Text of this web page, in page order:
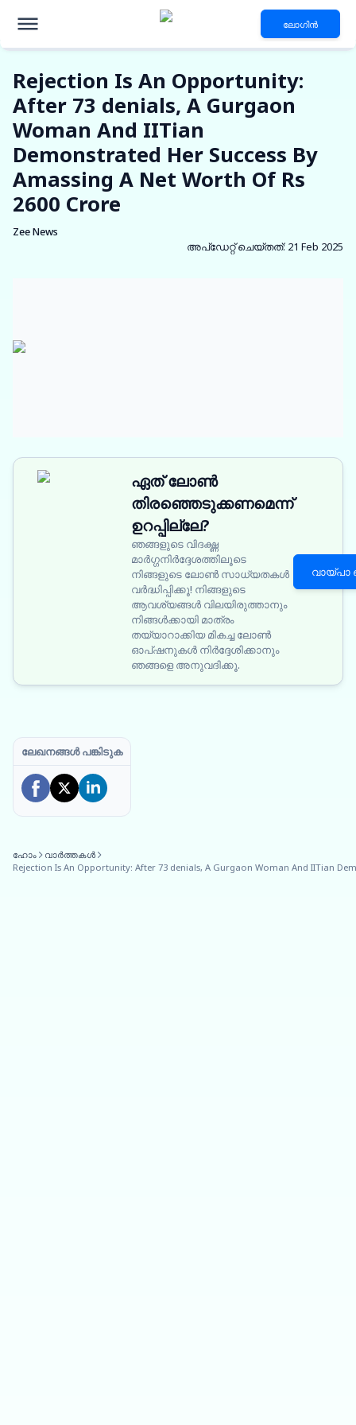
ലോഗിൻ
Rejection Is An Opportunity:
After 73 denials, A Gurgaon
Woman And IITian
Demonstrated Her Success By
Amassing A Net Worth Of Rs
2600 Crore
Zee News
അപ്‌ഡേറ്റ് ചെയ്തത്: 21 Feb 2025
ഏത് ലോൺ
തിരഞ്ഞെടുക്കണമെന്ന്
ഉറപ്പില്ലേ?
ഞങ്ങളുടെ വിദഗ്ദ്ധ
മാർഗ്ഗനിർദ്ദേശത്തിലൂടെ
നിങ്ങളുടെ ലോൺ സാധ്യതകൾ
വർദ്ധിപ്പിക്കൂ! നിങ്ങളുടെ
ആവശ്യങ്ങൾ വിലയിരുത്താനും
നിങ്ങൾക്കായി മാത്രം
തയ്യാറാക്കിയ മികച്ച ലോൺ
ഓപ്ഷനുകൾ നിർദ്ദേശിക്കാനും
ഞങ്ങളെ അനുവദിക്കൂ.
ലേഖനങ്ങൾ പങ്കിടുക
ഹോം
വാർത്തകൾ
Rejection Is An Opportunity: After 73 denials, A Gurgaon Woman And IITian